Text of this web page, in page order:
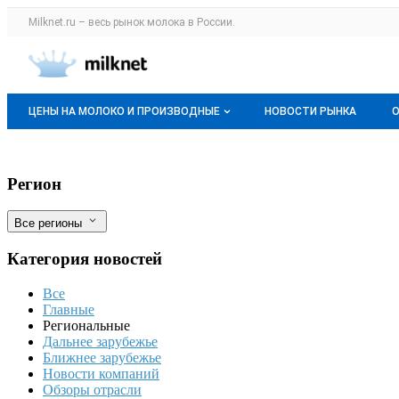
Раздел навигации по сайту milknet.ru
Milknet.ru – весь рынок молока в России.
Авторизация и меню пользователя
Навигация по разделам сайта milknet.ru
ЦЕНЫ НА МОЛОКО И ПРОИЗВОДНЫЕ
О мониторингах
Актуальные мониторинги
Динамика цен
Отзывы
НОВОСТИ РЫНКА
Росагролизинг расширяет
Фильтры
Регион
Все регионы
Категория новостей
Все
Главные
Региональные
Дальнее зарубежье
Ближнее зарубежье
Новости компаний
Обзоры отрасли